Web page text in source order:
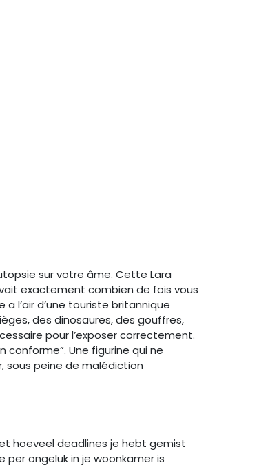
sur votre âme. Cette Lara
exactement combien de fois vous
l’air d’une touriste britannique
des dinosaures, des gouffres,
pour l’exposer correctement.
Une figurine qui ne
sous peine de malédiction
hoeveel deadlines je hebt gemist
ongeluk in je woonkamer is